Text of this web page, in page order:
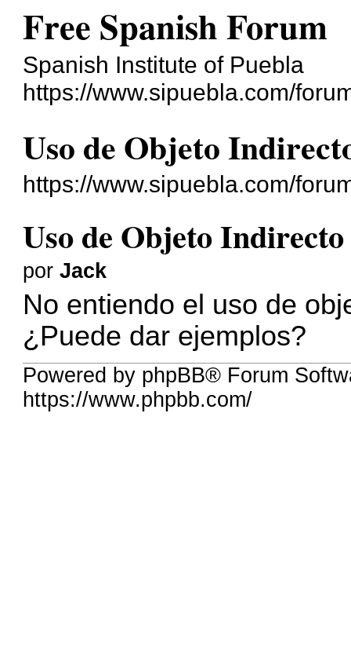
Free Spanish Forum
Spanish Institute of Puebla
https://www.sipuebla.com/
Uso de Objeto
https://www.sipuebla.com/
Uso de Objeto Indirecto
porJack
No entiendo el uso de
¿Puede dar ejemplos?
Powered by phpBB® Forum
https://www.phpbb.com/